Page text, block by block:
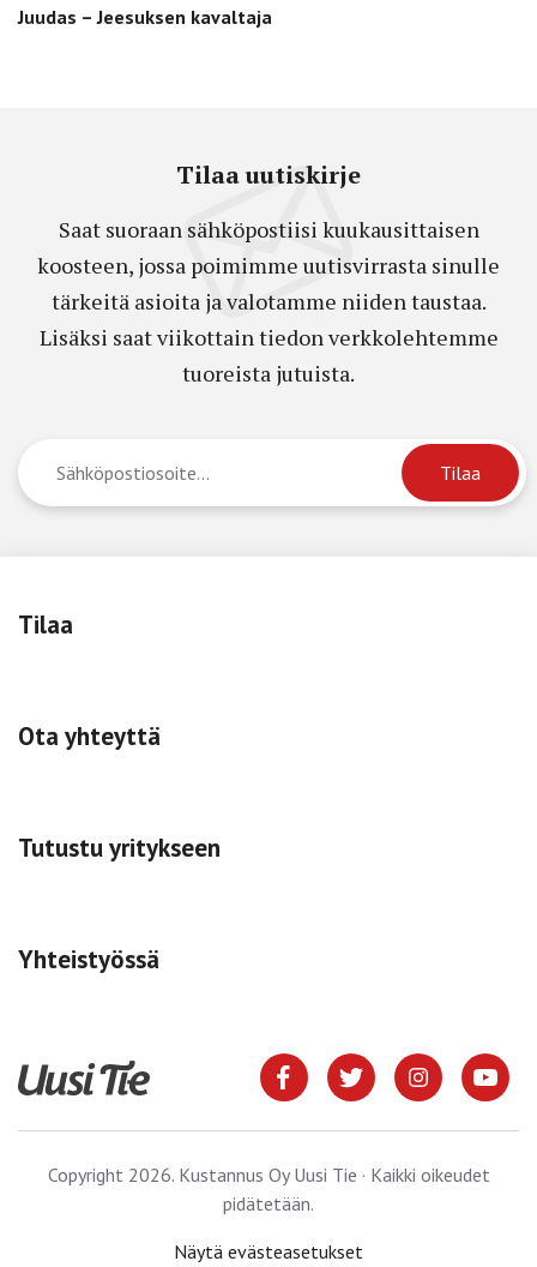
Juudas – Jeesuksen kavaltaja
Tilaa uutiskirje
Saat suoraan sähköpostiisi kuukausittaisen
koosteen, jossa poimimme uutisvirrasta sinulle
tärkeitä asioita ja valotamme niiden taustaa.
Lisäksi saat viikottain tiedon verkkolehtemme
tuoreista jutuista.
Tilaa
Ota yhteyttä
Tutustu yritykseen
Yhteistyössä
Copyright 2026. Kustannus Oy Uusi Tie · Kaikki oikeudet
pidätetään.
Näytä evästeasetukset